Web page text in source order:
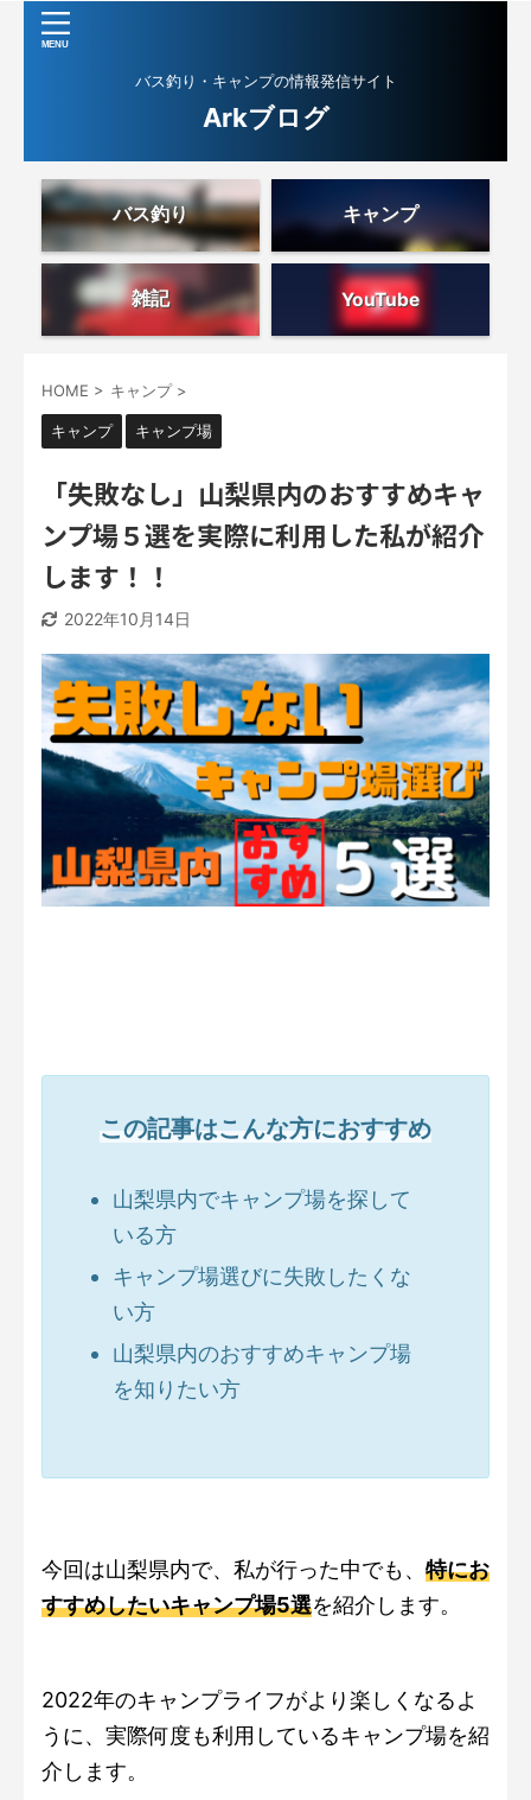
バス釣り・キャンプの情報発信サイト
Arkブログ
バス釣り キャンプ
雑記 YouTube
HOME > キャンプ >
キャンプ キャンプ場
「失敗なし」山梨県内のおすすめキャ
ンプ場５選を実際に利用した私が紹介
します！！
2022年10月14日
この記事はこんな方におすすめ
山梨県内でキャンプ場を探して
いる方
キャンプ場選びに失敗したくな
い方
山梨県内のおすすめキャンプ場
を知りたい方
今回は山梨県内で、私が行った中でも、 特にお
すすめしたいキャンプ場5選を紹介します。
2022年のキャンプライフがより楽しくなるよ
うに、実際何度も利用しているキャンプ場を紹
介します。